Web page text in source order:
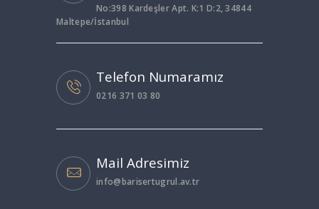
No:398 Kardeşler Apt. K:1 D:2, 34844
Maltepe/İstanbul
Telefon Numaramız
0216 371 03 80
Mail Adresimiz
info@barisertugrul.av.tr